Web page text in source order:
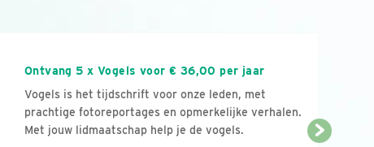
Ontvang 5 x Vogels voor € 36,00 per jaar
Vogels is het tijdschrift voor onze leden, met
prachtige fotoreportages en opmerkelijke verhalen.
Met jouw lidmaatschap help je de vogels.